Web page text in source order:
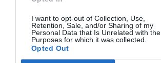
I want to opt-out of Collection, Use,
Retention, Sale, and/or Sharing of my
Personal Data that Is Unrelated with the
Purposes for which it was collected.
Opted Out